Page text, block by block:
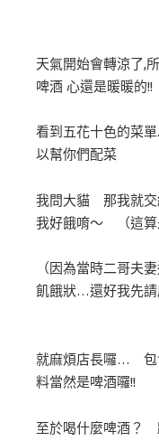
天氣開始會轉涼了,
啤酒 心還是暖暖的!!
看到五花十色的菜
以幫你們配菜
我問大貓 那我就
我好餓唷～ （這算
（因為當時二哥夫
飢餓狀…還好我先請
就麻煩店長囉…
料當然是啤酒囉!!
至於喝什麼啤酒？